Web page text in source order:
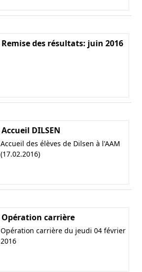
Remise des résultats: juin 2016
Accueil DILSEN
Accueil des élèves de Dilsen à l'AAM
(17.02.2016)
Opération carrière
Opération carrière du jeudi 04 février
2016